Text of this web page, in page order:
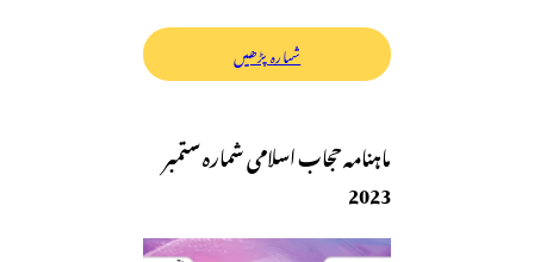
شمارہ پڑھیں
ماہنامہ حجاب اسلامی شمارہ ستمبر
2023